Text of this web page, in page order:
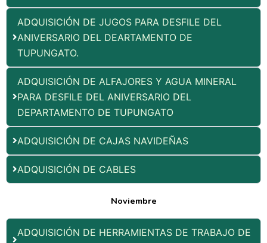
ADQUISICIÓN DE JUGOS PARA DESFILE DEL
ANIVERSARIO DEL DEARTAMENTO DE
TUPUNGATO.
ADQUISICIÓN DE ALFAJORES Y AGUA MINERAL
PARA DESFILE DEL ANIVERSARIO DEL
DEPARTAMENTO DE TUPUNGATO
ADQUISICIÓN DE CAJAS NAVIDEÑAS
ADQUISICIÓN DE CABLES
Noviembre
ADQUISICIÓN DE HERRAMIENTAS DE TRABAJO DE